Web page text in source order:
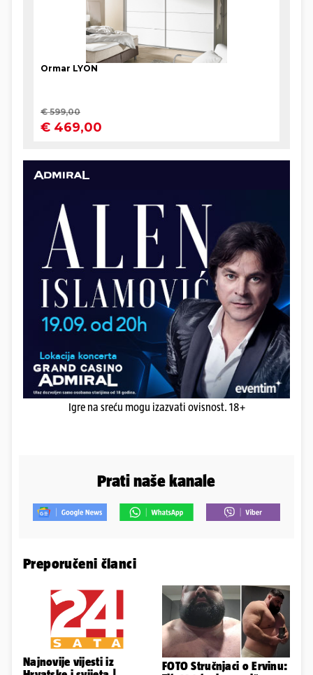
Igre na sreću mogu izazvati ovisnost. 18+
Prati naše kanale
Preporučeni članci
Najnovije vijesti iz
FOTO Stručnjaci o Ervinu: